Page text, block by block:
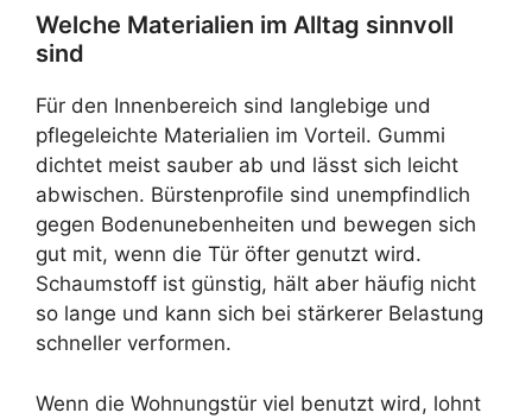
Welche Materialien im Alltag sinnvoll
sind
Für den Innenbereich sind langlebige und
pflegeleichte Materialien im Vorteil. Gummi
dichtet meist sauber ab und lässt sich leicht
abwischen. Bürstenprofile sind unempfindlich
gegen Bodenunebenheiten und bewegen sich
gut mit, wenn die Tür öfter genutzt wird.
Schaumstoff ist günstig, hält aber häufig nicht
so lange und kann sich bei stärkerer Belastung
schneller verformen.
Wenn die Wohnungstür viel benutzt wird, lohnt